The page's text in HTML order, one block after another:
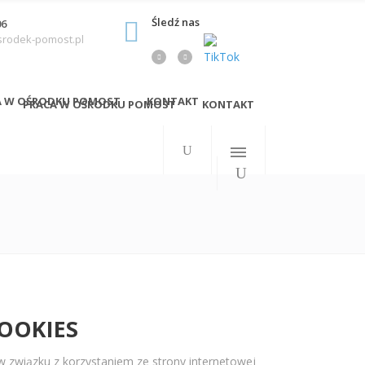
pomost.pl
Śledź nas
W OŚRODKU POMOST KONTAKT
PRACA W OŚRODKU POMOST KONTAKT
związku z korzystaniem ze strony internetowej